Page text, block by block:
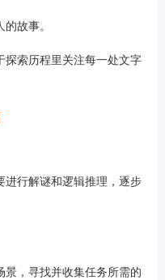
故事。
探索历程里关注每一处文字
进行解谜和逻辑推理，逐步
景，寻找并收集任务所需的